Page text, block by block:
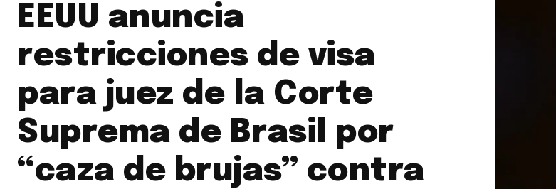
EEUU anuncia
restricciones de visa
para juez de la Corte
Suprema de Brasil por
“caza de brujas” contra